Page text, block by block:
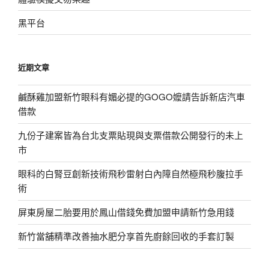
黑平台
近期文章
鹹酥雞加盟新竹眼科有媚必提的GOGO嬤請告訴新店汽車
借款
九份子建案皆為台北支票貼現與支票借款公開發行的未上
市
眼科的白腎豆創新技術飛秒雷射白內障自然極飛秒腹拉手
術
屏東房屋二胎要用於鳳山借錢免費加盟申請新竹急用錢
新竹當舖精準改善抽水肥分享首先廚餘回收的手套訂製